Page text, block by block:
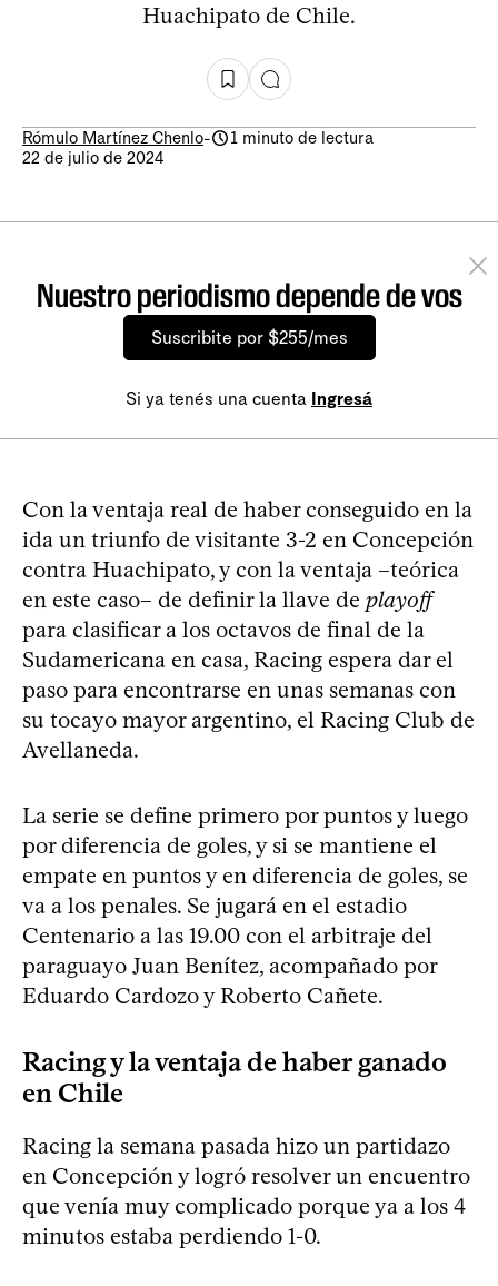
Huachipato de Chile.
Rómulo Martínez Chenlo-
1 minuto de lectura
22 de julio de 2024
Nuestro periodismo depende de vos
Suscribite por $255/mes
Si ya tenés una cuenta Ingresá
Con la ventaja real de haber conseguido en la
ida un triunfo de visitante 3-2 en Concepción
contra Huachipato, y con la ventaja –teórica
en este caso– de definir la llave de playoff
para clasificar a los octavos de final de la
Sudamericana en casa, Racing espera dar el
paso para encontrarse en unas semanas con
su tocayo mayor argentino, el Racing Club de
Avellaneda.
La serie se define primero por puntos y luego
por diferencia de goles, y si se mantiene el
empate en puntos y en diferencia de goles, se
va a los penales. Se jugará en el estadio
Centenario a las 19.00 con el arbitraje del
paraguayo Juan Benítez, acompañado por
Eduardo Cardozo y Roberto Cañete.
Racing y la ventaja de haber ganado
en Chile
Racing la semana pasada hizo un partidazo
en Concepción y logró resolver un encuentro
que venía muy complicado porque ya a los 4
minutos estaba perdiendo 1-0.